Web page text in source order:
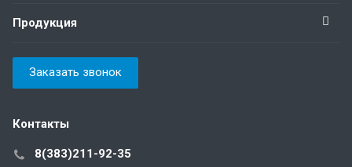
Продукция
Заказать звонок
Контакты
8(383)211-92-35